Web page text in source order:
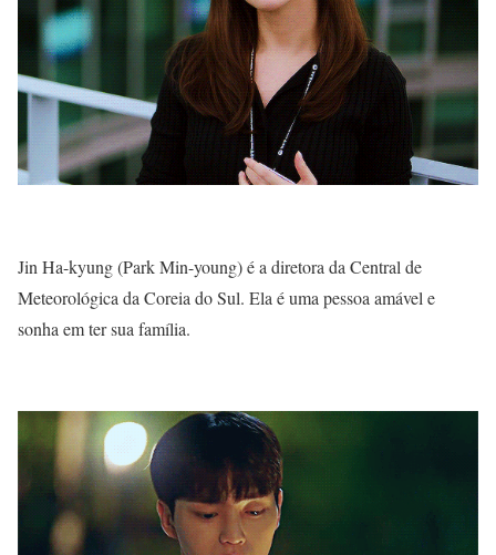
Jin Ha-kyung (Park Min-young) é a diretora da Central de
Meteorológica da Coreia do Sul. Ela é uma pessoa amável e
sonha em ter sua família.